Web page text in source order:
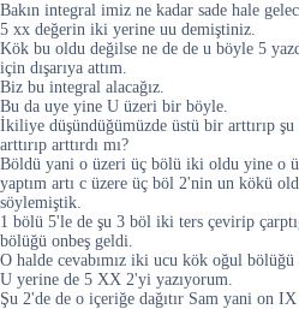
Bakın integral imiz ne kadar sade hale
5 xx değerin iki yerine uu demiştiniz.
Kök bu oldu değilse ne de de u böyle 5
için dışarıya attım.
Biz bu integral alacağız.
Bu da uye yine U üzeri bir böyle.
İkiliye düşündüğümüzde üstü bir arttırıp
arttırıp arttırdı mı?
Böldü yani o üzeri üç bölü iki oldu yine o
yaptım artı c üzere üç böl 2'nin un kökü
söylemiştik.
1 bölü 5'le de şu 3 böl iki ters çevirip
bölüğü onbeş geldi.
O halde cevabımız iki ucu kök oğul bölüğü
U yerine de 5 XX 2'yi yazıyorum.
Şu 2'de de o içeriğe dağıtır Sam yani on